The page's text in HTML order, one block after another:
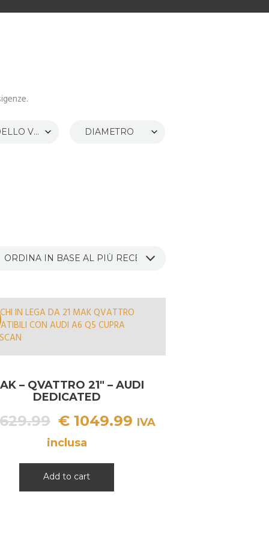
MODELLO VEICOLO DIAMETRO
– QVATTRO 21″ – AUDI
DEDICATED
Il
prezzo
era:
€ 1629.99.
€ 1049.99 Il
IVA
inclusa
Add to cart